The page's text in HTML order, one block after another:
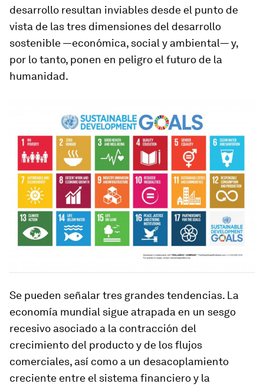
desarrollo resultan inviables desde el punto de
vista de las tres dimensiones del desarrollo
sostenible —económica, social y ambiental— y,
por lo tanto, ponen en peligro el futuro de la
humanidad.
Se pueden señalar tres grandes tendencias. La
economía mundial sigue atrapada en un sesgo
recesivo asociado a la contracción del
crecimiento del producto y de los flujos
comerciales, así como a un desacoplamiento
creciente entre el sistema financiero y la